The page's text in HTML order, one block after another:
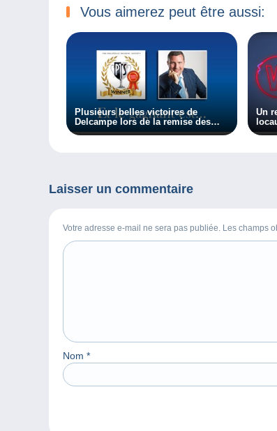
Vous aimerez peut être aussi:
Plusieurs belles victoires de
Delcampe lors de la remise des
prix PTS
Un
Laisser un commentaire
Votre adresse e-mail ne sera pas publiée. Les champs
Nom *